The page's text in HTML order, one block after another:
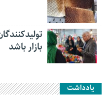
بازار باشد
یادداشت